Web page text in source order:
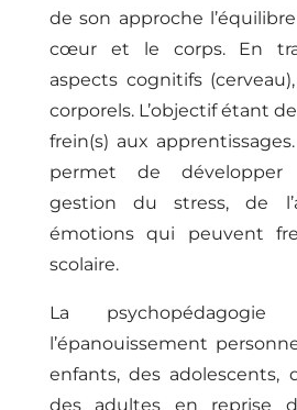
de son approche
cœur et le corps. En
aspects cognitifs
corporels. L’objectif étant
frein(s) aux
permet de développer
gestion du stress, de
émotions qui peuvent
scolaire.
La
l’épanouissement
enfants, des adolescents,
des adultes en reprise